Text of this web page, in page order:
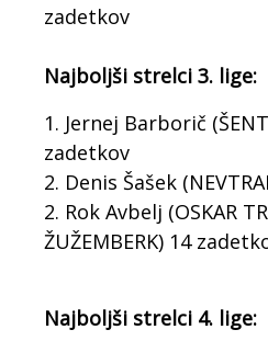
zadetkov
Najboljši strelci 3. lige:
1. Jernej Barborič
zadetkov
2. Denis Šašek
2. Rok Avbelj (OSKAR
ŽUŽEMBERK) 14
Najboljši strelci 4. lige: